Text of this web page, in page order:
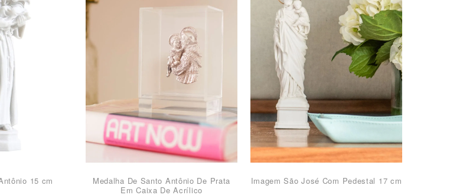
15 cm
Medalha De Santo Antônio De Prata
Em Caixa De Acrílico
Imagem São José Com Pedestal 17 cm